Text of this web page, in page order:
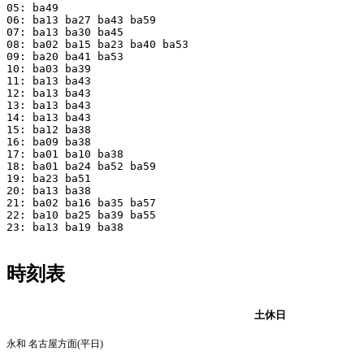
05: ba49
06: ba13 ba27 ba43 ba59
07: ba13 ba30 ba45
08: ba02 ba15 ba23 ba40 ba53
09: ba20 ba41 ba53
10: ba03 ba39
11: ba13 ba43
12: ba13 ba43
13: ba13 ba43
14: ba13 ba43
15: ba12 ba38
16: ba09 ba38
17: ba01 ba10 ba38
18: ba01 ba24 ba52 ba59
19: ba23 ba51
20: ba13 ba38
21: ba02 ba16 ba35 ba57
22: ba10 ba25 ba39 ba55
23: ba13 ba19 ba38
時刻表
土休日
永和 名古屋方面(平日)